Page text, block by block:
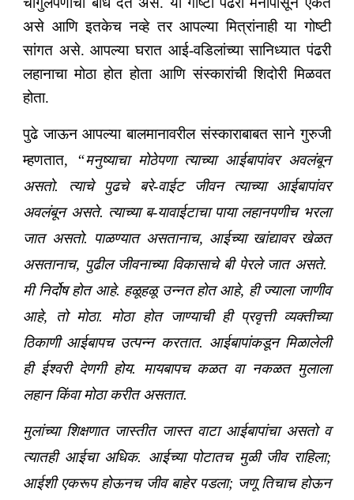
असे आणि इतकेच नव्हे तर आपल्या मित्रांनाही या गोष्टी
सांगत असे. आपल्या घरात आई-वडिलांच्या सानिध्यात पंढरी
लहानाचा मोठा होत होता आणि संस्कारांची शिदोरी मिळवत
होता.
पुढे जाऊन आपल्या बालमानावरील संस्काराबाबत साने गुरुजी
म्हणतात, “मनुष्याचा मोठेपणा त्याच्या आईबापांवर अवलंबून
असतो. त्याचे पुढचे बरे-वाईट जीवन त्याच्या आईबापांवर
अवलंबून असते. त्याच्या ब-यावाईटाचा पाया लहानपणीच भरला
जात असतो. पाळण्यात असतानाच, आईच्या खांद्यावर खेळत
असतानाच, पुढील जीवनाच्या विकासाचे बी पेरले जात असते.
मी निर्दोष होत आहे. हळूहळू उन्नत होत आहे, ही ज्याला जाणीव
आहे, तो मोठा. मोठा होत जाण्याची ही प्रवृत्ती व्यक्तीच्या
ठिकाणी आईबापच उत्पन्न करतात. आईबापांकडून मिळालेली
ही ईश्वरी देणगी होय. मायबापच कळत वा नकळत मुलाला
लहान किंवा मोठा करीत असतात.
मुलांच्या शिक्षणात जास्तीत जास्त वाटा आईबापांचा असतो व
त्यातही आईचा अधिक. आईच्या पोटातच मुळी जीव राहिला;
आईशी एकरूप होऊनच जीव बाहेर पडला; जणू तिचाच होऊन